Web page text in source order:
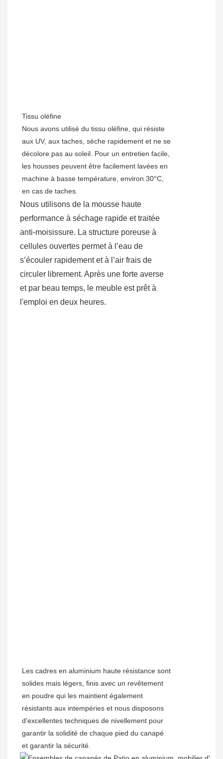
Tissu oléfine
Nous avons utilisé du tissu oléfine, qui résiste
aux UV, aux taches, sèche rapidement et ne se
décolore pas au soleil. Pour un entretien facile,
les housses peuvent être facilement lavées en
machine à basse température, environ 30°C,
en cas de taches.
Nous utilisons de la mousse haute
performance à séchage rapide et traitée
anti-moisissure. La structure poreuse à
cellules ouvertes permet à l’eau de
s’écouler rapidement et à l’air frais de
circuler librement. Après une forte averse
et par beau temps, le meuble est prêt à
l'emploi en deux heures.
Les cadres en aluminium haute résistance sont
solides mais légers, finis avec un revêtement
en poudre qui les maintient également
résistants aux intempéries et nous disposons
d'excellentes techniques de nivellement pour
garantir la solidité de chaque pied du canapé
et garantir la sécurité.